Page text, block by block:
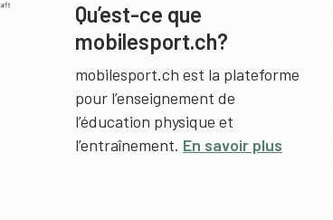
Qu’est-ce que
mobilesport.ch?
mobilesport.ch est la plateforme
pour l’enseignement de
l’éducation physique et
l’entraînement. En savoir plus